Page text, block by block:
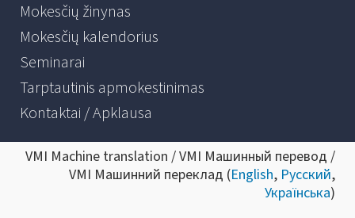
Mokesčių žinynas
Mokesčių kalendorius
Seminarai
Tarptautinis apmokestinimas
Kontaktai / Apklausa
VMI Machine translation / VMI Машинный перевод /
VMI Машинний переклад (English, Русский,
Українська)